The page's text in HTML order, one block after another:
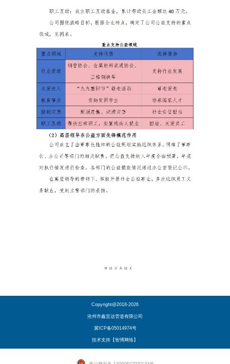
Copyright@2018-2026
沧州市鑫宜达管道有限公司
冀ICP备05014974号
技术支持【智博网络】